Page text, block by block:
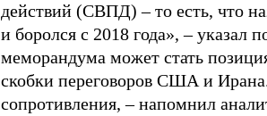
действий (СВПД) – то есть, что
и боролся с 2018 года», – указал
меморандума может стать
скобки переговоров США и
сопротивления, – напомнил